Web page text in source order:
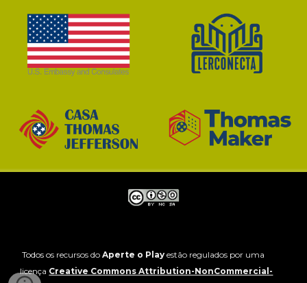
Todos os recursos doAperte o Play estão regulados por uma
licença Creative Commons Attribution-NonCommercial-